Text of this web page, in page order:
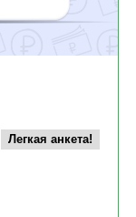
Легкая анкета!